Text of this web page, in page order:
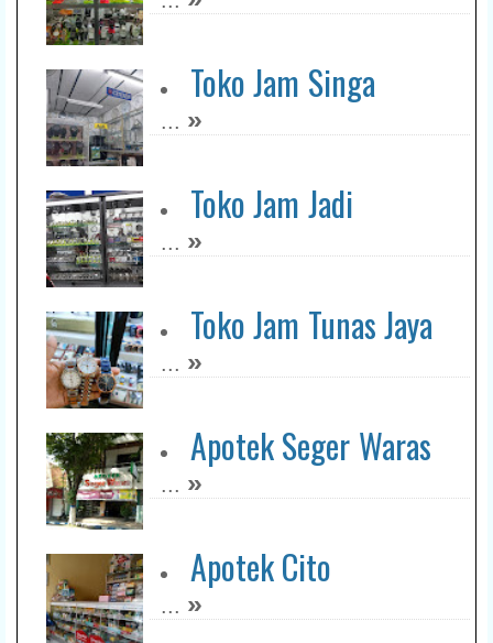
Toko Jam Singa
... »
Toko Jam Jadi
... »
Toko Jam Tunas Jaya
... »
Apotek Seger Waras
... »
Apotek Cito
... »